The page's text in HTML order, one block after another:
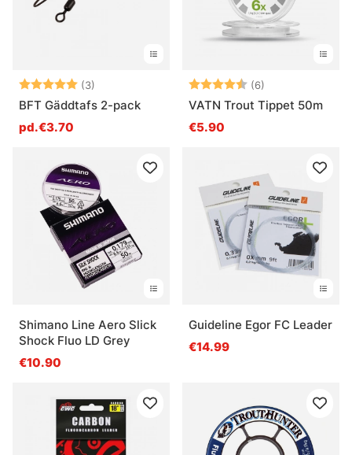
Note: (3)
BFT Gäddtafs 2-pack
pd.€3.70
Note: (6)
VATN Trout Tippet 50m
€5.90
Shimano Line Aero Slick
Shock Fluo LD Grey
€10.90
Guideline Egor FC Leader
€14.99